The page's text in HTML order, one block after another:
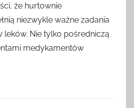
że hurtownie
niezwykle ważne zadania
leków. Nie tylko pośredniczą
medykamentów